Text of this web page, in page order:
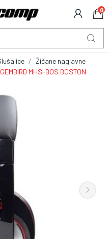
0
Žičane naglavne
MHS-BOS BOSTON